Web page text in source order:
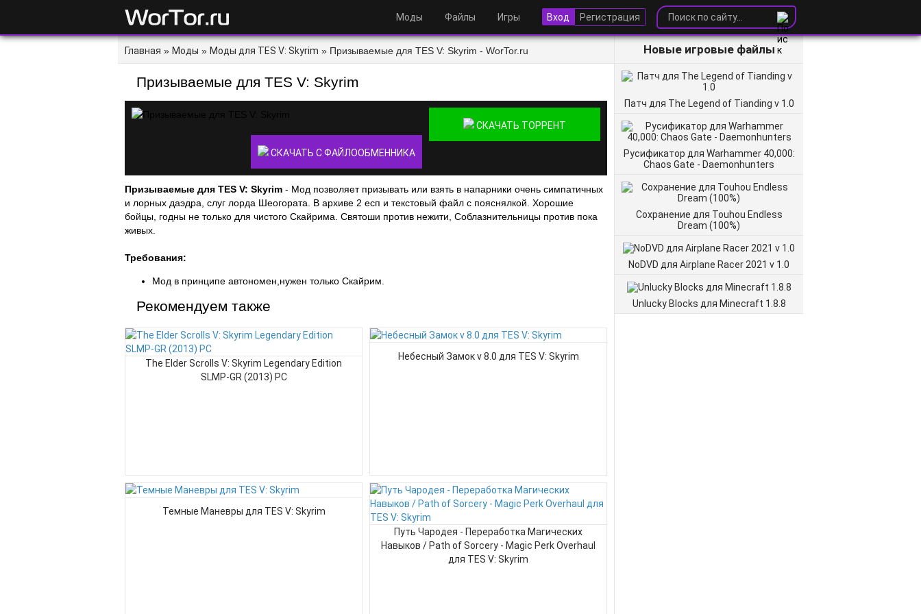
Моды Файлы Игры Вход Регистрация
Новые игровые файлы
Патч для The Legend of Tianding v 1.0
Русификатор для Warhammer 40,000:
Chaos Gate - Daemonhunters
Сохранение для Touhou Endless
Dream (100%)
NoDVD для Airplane Racer 2021 v 1.0
Unlucky Blocks для Minecraft 1.8.8
Главная » Моды » Моды для TES V: Skyrim » Призываемые для TES V: Skyrim - WorTor.ru
Призываемые для TES V: Skyrim
СКАЧАТЬ ТОРРЕНТ
СКАЧАТЬ С ФАЙЛООБМЕННИКА
Призываемые для TES V: Skyrim - Мод позволяет призывать или взять в напарники очень симпатичных
и лорных даэдра, слуг лорда Шеогората. В архиве 2 есп и текстовый файл с пояснялкой. Хорошие
бойцы, годны не только для чистого Скайрима. Святоши против нежити, Соблазнительницы против пока
живых.
Требования:
Мод в принципе автономен,нужен только Скайрим.
Рекомендуем также
The Elder Scrolls V: Skyrim Legendary Edition
SLMP-GR (2013) PC
Небесный Замок v 8.0 для TES V: Skyrim
Темные Маневры для TES V: Skyrim
Путь Чародея - Переработка Магических
Навыков / Path of Sorcery - Magic Perk Overhaul
для TES V: Skyrim